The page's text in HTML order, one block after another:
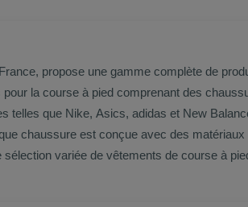
propose une gamme complète de
la course à pied comprenant des
chaussure est conçue avec des
Courir dispose également d'une sélection variée de